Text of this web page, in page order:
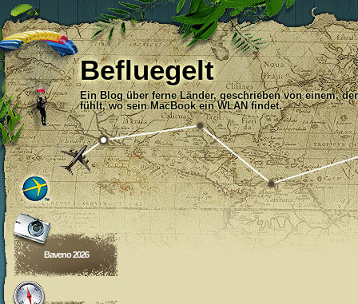
Befluegelt
Ein Blog über ferne Länder, geschrieben von einem,
fühlt, wo sein MacBook ein WLAN findet.
Baveno 2026